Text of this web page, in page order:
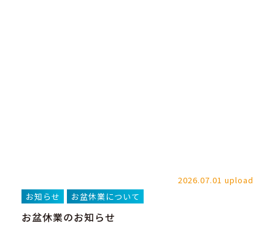
2026.07.01 upload
お知らせ
お盆休業について
お盆休業のお知らせ